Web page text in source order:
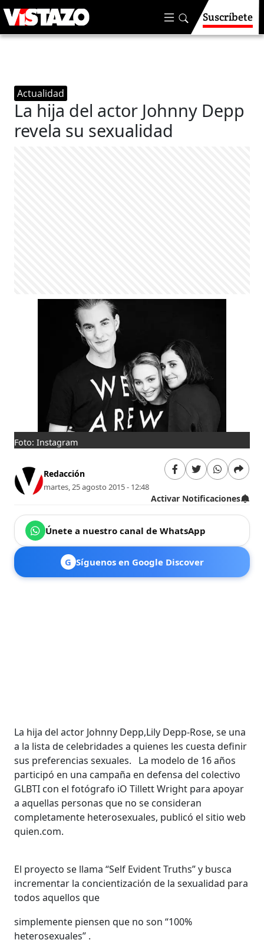
Suscríbete
Actualidad
La hija del actor Johnny Depp
revela su sexualidad
Foto: Instagram
Redacción
martes, 25 agosto 2015 - 12:48
Activar Notificaciones
Únete a nuestro canal de WhatsApp
G Síguenos en Google Discover
La hija del actor Johnny Depp,Lily Depp-Rose, se una
a la lista de celebridades a quienes les cuesta definir
sus preferencias sexuales. La modelo de 16 años
participó en una campaña en defensa del colectivo
GLBTI con el fotógrafo iO Tillett Wright para apoyar
a aquellas personas que no se consideran
completamente heterosexuales, publicó el sitio web
quien.com.
El proyecto se llama “Self Evident Truths” y busca
incrementar la concientización de la sexualidad para
todos aquellos que
simplemente piensen que no son “100%
heterosexuales” .